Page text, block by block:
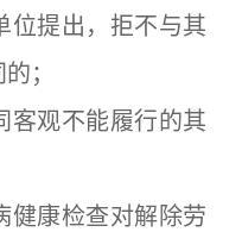
位提出，拒不与其
；
观不能履行的其
健康检查对解除劳